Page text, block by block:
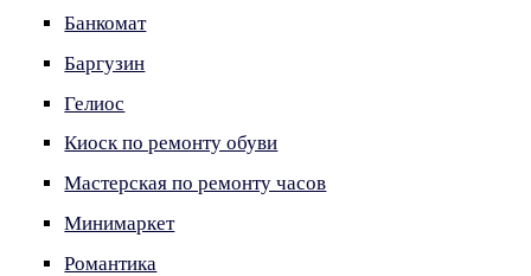
Банкомат
Баргузин
Гелиос
Киоск по ремонту обуви
Мастерская по ремонту часов
Минимаркет
Романтика